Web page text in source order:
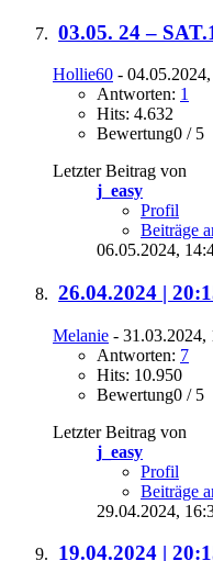
03.05. 24 –
Hollie60 -
Antworten: 1
Hits: 4.632
Bewertung0 / 5
Letzter Beitrag von
j_easy
Profil
Beiträge
06.05.2024,
26.04.2024 |
Melanie - 31.03.2024,
Antworten: 7
Hits: 10.950
Bewertung0 / 5
Letzter Beitrag von
j_easy
Profil
Beiträge
29.04.2024,
19.04.2024 |